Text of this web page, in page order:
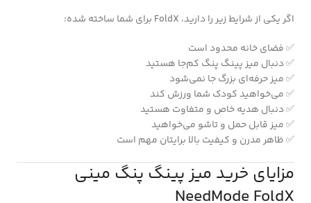
اگر یکی از شرایط زیر را دارید، FoldX برای شما ساخته شده:
✅ فضای خانه محدود است
✅ دنبال میز پینگ پنگ کم‌جا هستید
✅ میز حرفه‌ای بزرگ جا نمی‌شود
✅ می‌خواهید کودک شما ورزش کند
✅ دنبال هدیه خاص و متفاوت هستید
✅ میز قابل حمل و تاشو می‌خواهید
✅ ظاهر مدرن و کیفیت بالا برایتان مهم است
مزایای خرید میز پینگ پنگ مینی
NeedMode FoldX